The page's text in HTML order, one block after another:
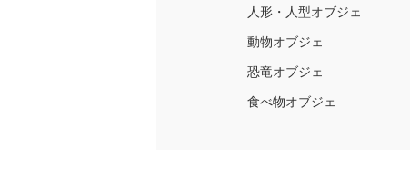
人形・人型オブジェ
動物オブジェ
恐竜オブジェ
食べ物オブジェ